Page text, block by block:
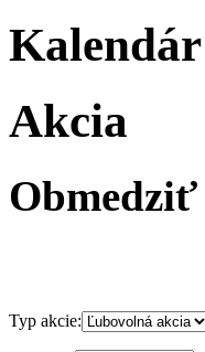
Akcia
Typ akcie: